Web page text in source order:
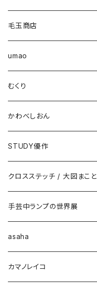
毛玉商店
umao
むくり
かわべしおん
STUDY優作
クロスステッチ / 大図まこと
手芸中ランプの世界展
asaha
カマノレイコ